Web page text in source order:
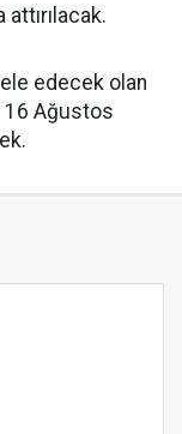
edecek olan
16 Ağustos